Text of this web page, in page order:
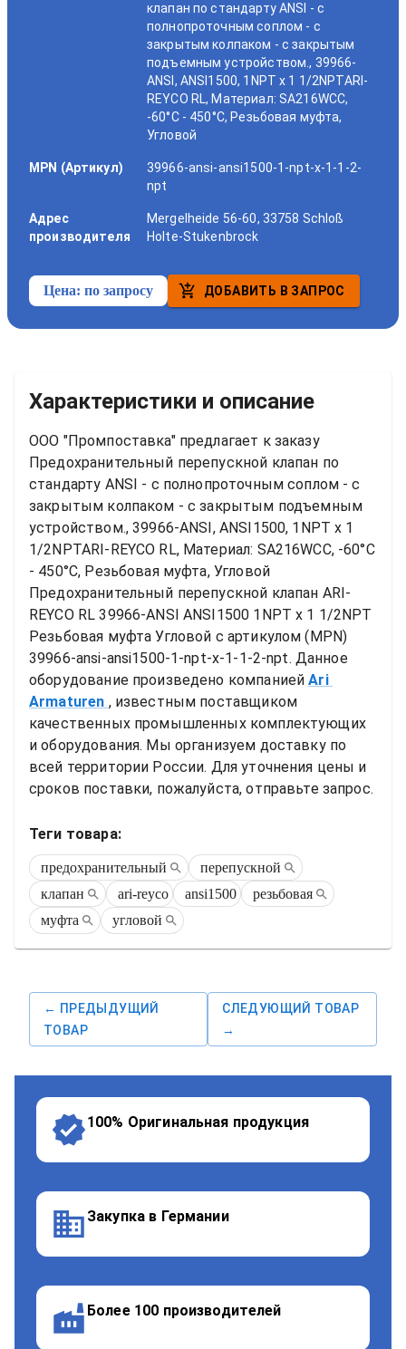
клапан по стандарту ANSI - с
полнопроточным соплом - с
закрытым колпаком - с закрытым
подъемным устройством., 39966-
ANSI, ANSI1500, 1NPT x 1 1/2NPTARI-
REYCO RL, Материал: SA216WCC,
-60°C - 450°C, Резьбовая муфта,
Угловой
MPN (Артикул)
39966-ansi-ansi1500-1-npt-x-1-1-2-
npt
Адрес
производителя
Mergelheide 56-60, 33758 Schloß
Holte-Stukenbrock
Цена: по запросу ДОБАВИТЬ В ЗАПРОС
Характеристики и описание
ООО "Промпоставка" предлагает к заказу
Предохранительный перепускной клапан по
стандарту ANSI - с полнопроточным соплом - с
закрытым колпаком - с закрытым подъемным
устройством., 39966-ANSI, ANSI1500, 1NPT x 1
1/2NPTARI-REYCO RL, Материал: SA216WCC, -60°C
- 450°C, Резьбовая муфта, Угловой
Предохранительный перепускной клапан ARI-
REYCO RL 39966-ANSI ANSI1500 1NPT x 1 1/2NPT
Резьбовая муфта Угловой
39966-ansi-ansi1500-1-npt-x-1-1-2-npt. Данное
оборудование произведено компанией Ari
Armaturen , известным поставщиком
качественных промышленных комплектующих
и оборудования. Мы организуем доставку по
всей территории России. Для уточнения цены и
сроков поставки, пожалуйста, отправьте запрос.
Теги товара:
предохранительный
перепускной
клапан
ari-reyco ansi1500
резьбовая
муфта
угловой
← ПРЕДЫДУЩИЙ
ТОВАР
СЛЕДУЮЩИЙ ТОВАР
→
100% Оригинальная продукция
Закупка в Германии
Более 100 производителей